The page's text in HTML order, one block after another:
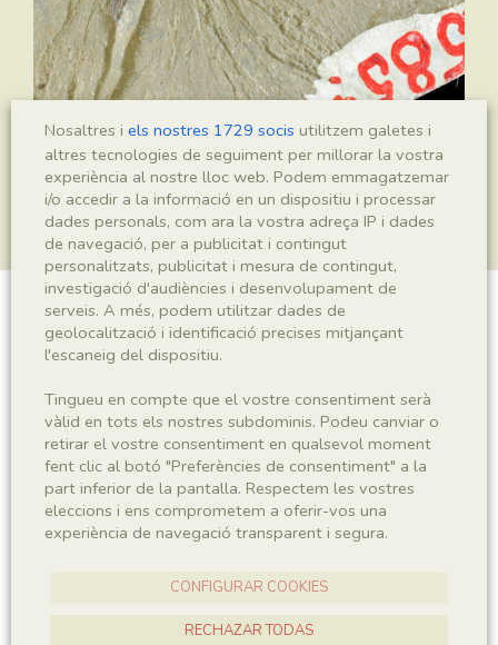
Plantae indet.
Sigla
MNHN 17585a
Taxonomia
Nosaltres i els nostres 1729 socis utilitzem galetes i
altres tecnologies de seguiment per millorar la vostra
experiència al nostre lloc web. Podem emmagatzemar
i/o accedir a la informació en un dispositiu i processar
dades personals, com ara la vostra adreça IP i dades
de navegació, per a publicitat i contingut
personalitzats, publicitat i mesura de contingut,
investigació d'audiències i desenvolupament de
serveis. A més, podem utilitzar dades de
geolocalització i identificació precises mitjançant
l'escaneig del dispositiu.
Tingueu en compte que el vostre consentiment serà
vàlid en tots els nostres subdominis. Podeu canviar o
retirar el vostre consentiment en qualsevol moment
fent clic al botó "Preferències de consentiment" a la
part inferior de la pantalla. Respectem les vostres
eleccions i ens comprometem a oferir-vos una
experiència de navegació transparent i segura.
CONFIGURAR COOKIES
RECHAZAR TODAS